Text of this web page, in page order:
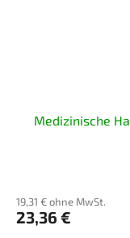
Medizinische
19,31 € ohne MwSt.
23,36 €